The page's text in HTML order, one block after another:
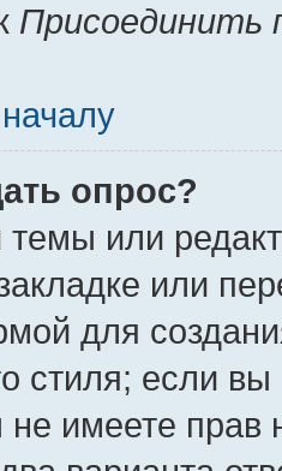
Присоединить
опрос?
темы или
или
для
стиля; если
имеете прав